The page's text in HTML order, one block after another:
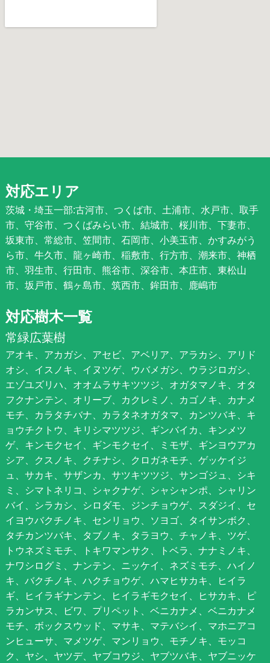
対応エリア
茨城・埼玉一部:古河市、つくば市、土浦市、水戸市、取手
市、守谷市、つくばみらい市、結城市、桜川市、下妻市、
坂東市、常総市、笠間市、石岡市、小美玉市、かすみがう
ら市、牛久市、龍ヶ崎市、稲敷市、行方市、潮来市、神栖
市、羽生市、行田市、熊谷市、深谷市、本庄市、東松山
市、坂戸市、鶴ヶ島市、筑西市、鉾田市、鹿嶋市
対応樹木一覧
常緑広葉樹
アオキ、アカガシ、アセビ、アベリア、アラカシ、アリド
オシ、イスノキ、イヌツゲ、ウバメガシ、ウラジロガシ、
エゾユズリハ、オオムラサキツツジ、オガタマノキ、オタ
フクナンテン、オリーブ、カクレミノ、カゴノキ、カナメ
モチ、カラタチバナ、カラタネオガタマ、カンツバキ、キ
ョウチクトウ、キリシマツツジ、ギンバイカ、キンメツ
ゲ、キンモクセイ、ギンモクセイ、ミモザ、ギンヨウアカ
シア、クスノキ、クチナシ、クロガネモチ、ゲッケイジ
ュ、サカキ、サザンカ、サツキツツジ、サンゴジュ、シキ
ミ、シマトネリコ、シャクナゲ、シャシャンポ、シャリン
バイ、シラカシ、シロダモ、ジンチョウゲ、スダジイ、セ
イヨウバクチノキ、センリョウ、ソヨゴ、タイサンボク、
タチカンツバキ、タブノキ、タラヨウ、チャノキ、ツゲ、
トウネズミモチ、トキワマンサク、トベラ、ナナミノキ、
ナワシログミ、ナンテン、ニッケイ、ネズミモチ、ハイノ
キ、バクチノキ、ハクチョウゲ、ハマヒサカキ、ヒイラ
ギ、ヒイラギナンテン、ヒイラギモクセイ、ヒサカキ、ピ
ラカンサス、ビワ、プリペット、ベニカナメ、ベニカナメ
モチ、ボックスウッド、マサキ、マテバシイ、マホニアコ
ンヒューサ、マメツゲ、マンリョウ、モチノキ、モッコ
ク、ヤシ、ヤツデ、ヤブコウジ、ヤブツバキ、ヤブニッケ